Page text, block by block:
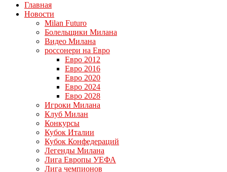
Главная
Новости
Milan Futuro
Болельщики Милана
Видео Милана
россонери на Евро
Евро 2012
Евро 2016
Евро 2020
Евро 2024
Евро 2028
Игроки Милана
Клуб Милан
Конкурсы
Кубок Италии
Кубок Конфедераций
Легенды Милана
Лига Европы УЕФА
Лига чемпионов